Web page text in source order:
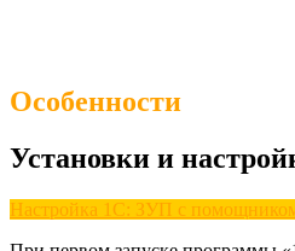
Особенности
Установки и
Настройка 1С: ЗУП с